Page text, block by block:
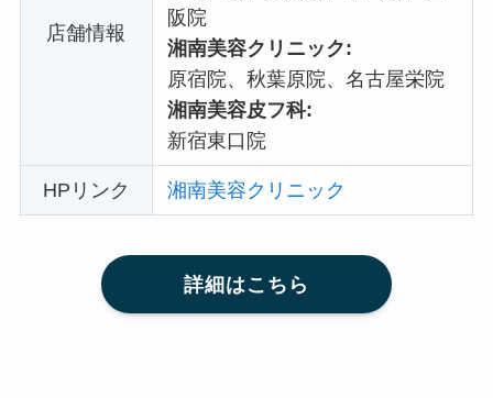
店舗情報
阪院
湘南美容クリニック:
原宿院、秋葉原院、名古屋栄院
湘南美容皮フ科:
新宿東口院
HPリンク 湘南美容クリニック
詳細はこちら